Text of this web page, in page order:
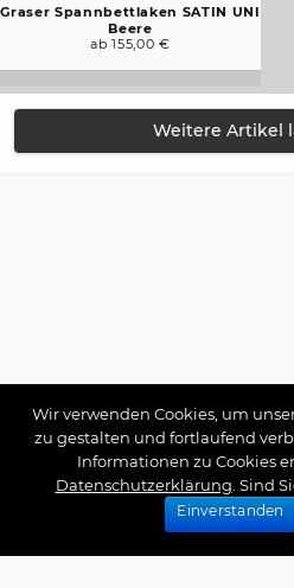
Graser Spannbettlaken SATIN UNI
Beere
ab 155,00 €
Weitere Artikel
Wir verwenden Cookies, um
zu gestalten und fortlaufend
Informationen zu Cookies
Datenschutzerklärung . Sind
Einverstanden